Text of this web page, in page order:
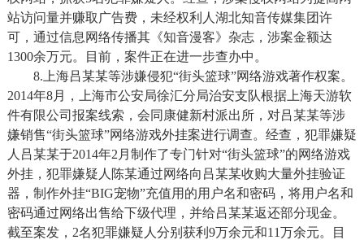
站访问量并赚取广告费，未经权利人湖北知音传媒集团许
可，通过信息网络传播其《知音漫客》杂志，涉案金额达
1300余万元。目前，案件正在进一步查办中。
8.上海吕某某等涉嫌侵犯“街头篮球”网络游戏著作权案。
2014年8月，上海市公安局徐汇分局治安支队根据上海天游软
件有限公司报案线索，会同康健新村派出所，对吕某某等涉
嫌销售“街头篮球”网络游戏外挂案进行调查。经查，犯罪嫌疑
人吕某某于2014年2月制作了专门针对“街头篮球”的网络游戏
外挂，犯罪嫌疑人陈某通过网络向吕某某收购大量外挂验证
器，制作外挂“BIG宠物”充值用的用户名和密码，将用户名和
密码通过网络出售给下级代理，并给吕某某返还部分现金。
截至案发，2名犯罪嫌疑人分别获利9万余元和11万余元。目